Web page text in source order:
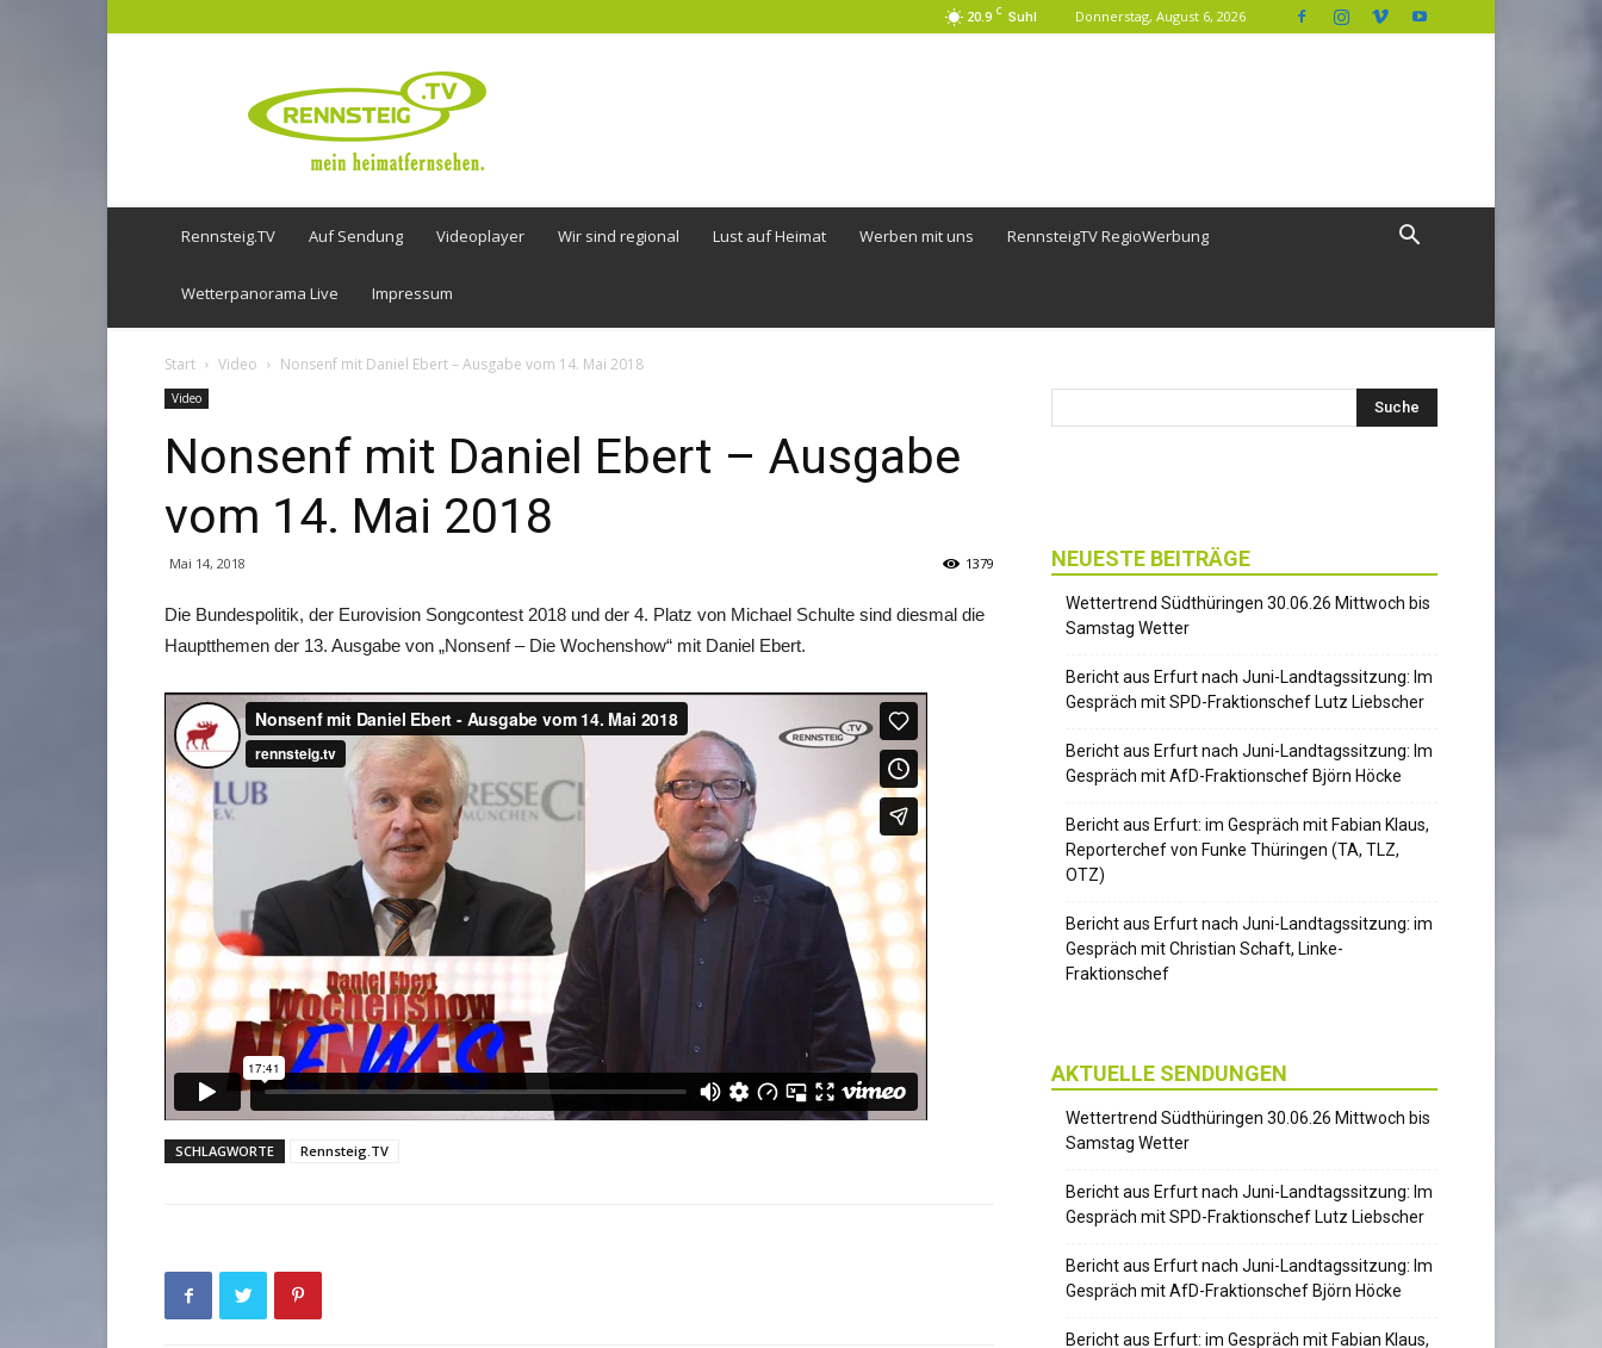
20.9 C Suhl Donnerstag, August 6, 2026
Rennsteig.TV Auf Sendung Videoplayer Wir sind regional Lust auf Heimat Werben mit uns RennsteigTV RegioWerbung
Wetterpanorama Live Impressum
Start Video Nonsenf mit Daniel Ebert – Ausgabe vom 14. Mai 2018
Video
Nonsenf mit Daniel Ebert – Ausgabe
vom 14. Mai 2018
Mai 14, 2018 1379
Die Bundespolitik, der Eurovision Songcontest 2018 und der 4. Platz von Michael Schulte sind diesmal die
Hauptthemen der 13. Ausgabe von „Nonsenf – Die Wochenshow“ mit Daniel Ebert.
SCHLAGWORTE Rennsteig.TV
NEUESTE BEITRÄGE
Wettertrend Südthüringen 30.06.26 Mittwoch bis
Samstag Wetter
Bericht aus Erfurt nach Juni-Landtagssitzung: Im
Gespräch mit SPD-Fraktionschef Lutz Liebscher
Bericht aus Erfurt nach Juni-Landtagssitzung: Im
Gespräch mit AfD-Fraktionschef Björn Höcke
Bericht aus Erfurt: im Gespräch mit Fabian Klaus,
Reporterchef von Funke Thüringen (TA, TLZ,
OTZ)
Bericht aus Erfurt nach Juni-Landtagssitzung: im
Gespräch mit Christian Schaft, Linke-
Fraktionschef
AKTUELLE SENDUNGEN
Wettertrend Südthüringen 30.06.26 Mittwoch bis
Samstag Wetter
Bericht aus Erfurt nach Juni-Landtagssitzung: Im
Gespräch mit SPD-Fraktionschef Lutz Liebscher
Bericht aus Erfurt nach Juni-Landtagssitzung: Im
Gespräch mit AfD-Fraktionschef Björn Höcke
Bericht aus Erfurt: im Gespräch mit Fabian Klaus,